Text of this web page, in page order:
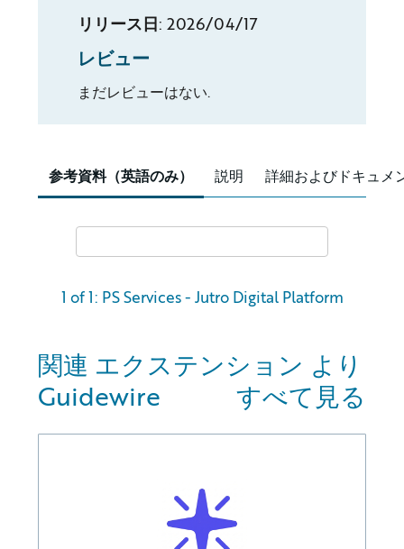
リリース日: 2026/04/17
レビュー
まだレビューはない.
参考資料（英語のみ） 説明 詳細およびドキュメ
1 of 1: PS Services - Jutro Digital Platform
関連 エクステンション より
Guidewire
すべて見る